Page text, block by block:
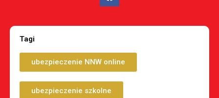
Tagi
ubezpieczenie NNW online
ubezpieczenie szkolne